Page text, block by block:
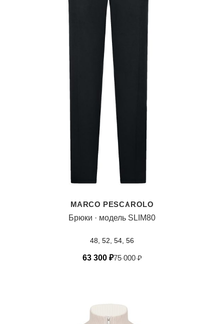
MARCO PESCAROLO
Брюки · модель SLIM80
48, 52, 54, 56
63 300 ₽75 000₽